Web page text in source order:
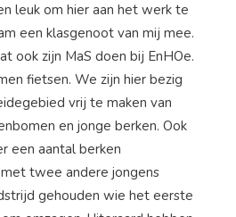
leuk om hier aan het werk te
een klasgenoot van mij mee.
ook zijn MaS doen bij EnHOe.
fietsen. We zijn hier bezig
vrij te maken van
en jonge berken. Ook
een aantal berken
twee andere jongens
gehouden wie het eerste